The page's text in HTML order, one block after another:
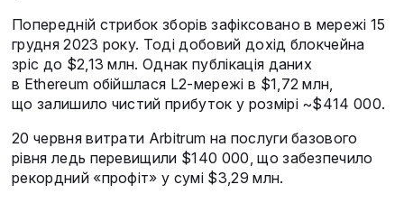
Попередній стрибок зборів зафіксовано в мережі 15
грудня 2023 року. Тоді добовий дохід блокчейна
зріс до $2,13 млн. Однак публікація даних
в Ethereum обійшлася L2-мережі в $1,72 млн,
що залишило чистий прибуток у розмірі ~$414 000.
20 червня витрати Arbitrum на послуги базового
рівня ледь перевищили $140 000, що забезпечило
рекордний «профіт» у сумі $3,29 млн.